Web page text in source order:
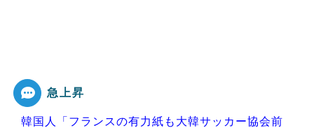
急上昇
韓国人「フランスの有力紙も大韓サッカー協会前